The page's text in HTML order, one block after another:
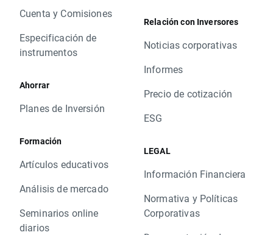
Cuenta y Comisiones
Especificación de
instrumentos
Ahorrar
Planes de Inversión
Formación
Artículos educativos
Análisis de mercado
Seminarios online
diarios
Relación con Inversores
Noticias corporativas
Informes
Precio de cotización
ESG
LEGAL
Información Financiera
Normativa y Políticas
Corporativas